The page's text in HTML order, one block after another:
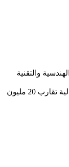
والتقنية
ووفق المنبر ذاته، فإن الصفقة تستفيد منها دول؛ من بينها مصر وأندونيسيا والعراق والأردن وكوريا الجنوبية ودول أخرى، بقيمة إجمالية تقارب 20 مليون